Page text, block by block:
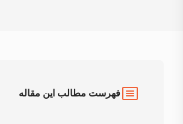
فهرست مطالب این مقاله